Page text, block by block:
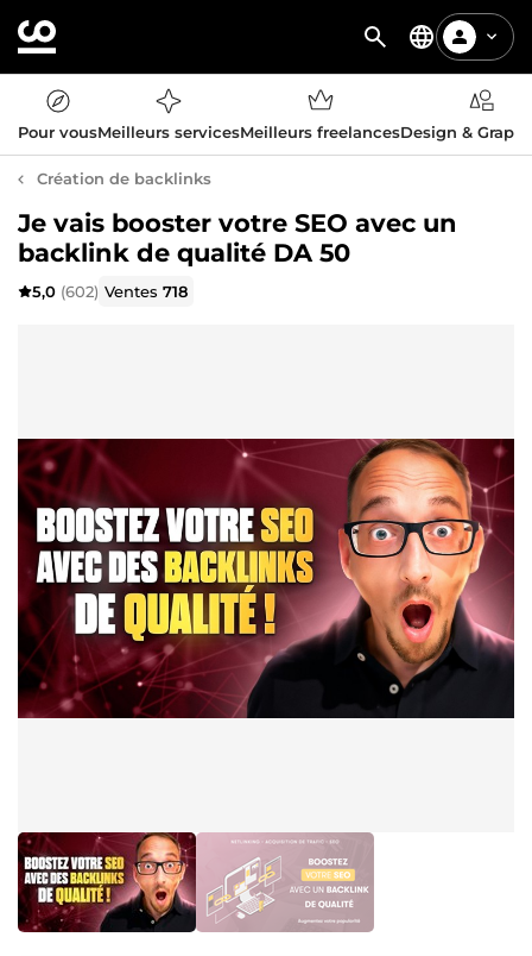
Pour vousMeilleurs servicesMeilleurs freelancesDesign &
Création de backlinks
Je vais booster votre SEO avec un
backlink de qualité DA 50
5,0 (602) Ventes718